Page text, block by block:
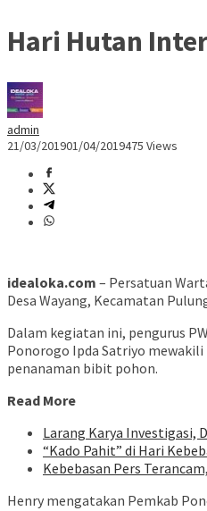
Hari Hutan
admin
21/03/201901/04/2019475 Views
idealoka.com – Persatuan
Desa Wayang, Kecamatan
Dalam kegiatan ini, pengurus
Ponorogo Ipda Satriyo
penanaman bibit pohon.
Read More
Larang Karya Investigasi,
“Kado Pahit” di Hari
Kebebasan Pers
Henry mengatakan Pemkab